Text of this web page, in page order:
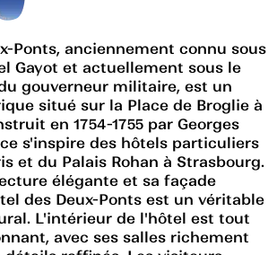
Ponts, anciennement connu sous
Gayot et actuellement sous le
gouverneur militaire, est un
situé sur la Place de Broglie à
en 1754-1755 par Georges
s'inspire des hôtels particuliers
et du Palais Rohan à Strasbourg.
élégante et sa façade
des Deux-Ponts est un véritable
L'intérieur de l'hôtel est tout
avec ses salles richement